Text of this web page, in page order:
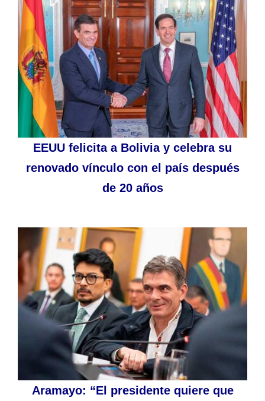
EEUU felicita a Bolivia y celebra su
renovado vínculo con el país después
de 20 años
Aramayo: “El presidente quiere que